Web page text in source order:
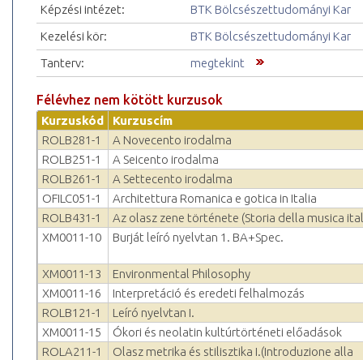
Képzési intézet:
BTK Bölcsészettudományi Kar
Kezelési kör:
BTK Bölcsészettudományi Kar
Tanterv:
megtekint
Félévhez nem kötött kurzusok
Kurzuskód
Kurzuscím
ROLB281-1
A Novecento irodalma
ROLB251-1
A Seicento irodalma
ROLB261-1
A Settecento irodalma
OFILC051-1
Architettura Romanica e gotica in Italia
ROLB431-1
Az olasz zene története (Storia della musica
XM0011-10
Burját leíró nyelvtan 1. BA+Spec.
XM0011-13
Environmental Philosophy
XM0011-16
Interpretáció és eredeti felhalmozás
ROLB121-1
Leíró nyelvtan I.
XM0011-15
Ókori és neolatin kultúrtörténeti előadások
ROLA211-1
Olasz metrika és stilisztika I.(Introduzione alla